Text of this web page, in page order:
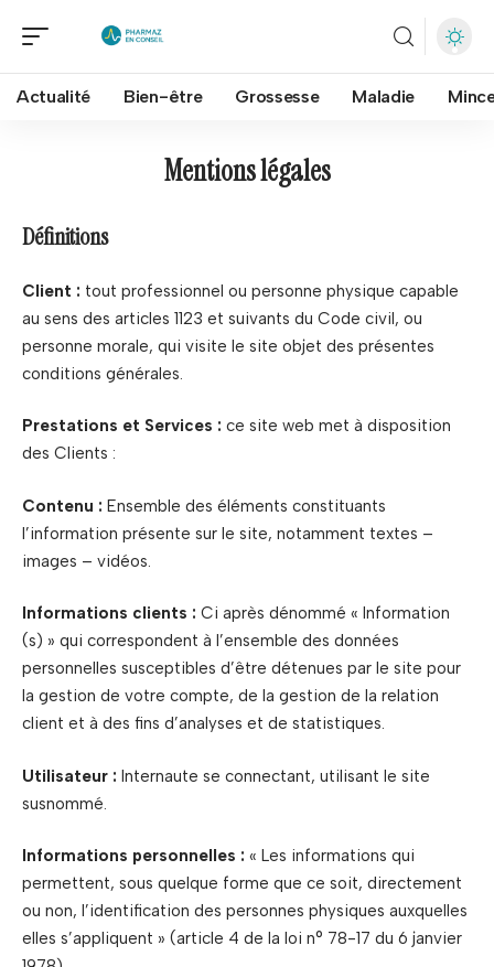
Actualité Bien-être Grossesse Maladie
Mentions légales
Définitions
Client : tout professionnel ou personne physique capable
au sens des articles 1123 et suivants du Code civil, ou
personne morale, qui visite le site objet des présentes
conditions générales.
Prestations et Services : ce site web met à disposition
des Clients :
Contenu : Ensemble des éléments constituants
l’information présente sur le site, notamment textes –
images – vidéos.
Informations clients : Ci après dénommé « Information
(s) » qui correspondent à l’ensemble des données
personnelles susceptibles d’être détenues par le site pour
la gestion de votre compte, de la gestion de la relation
client et à des fins d’analyses et de statistiques.
Utilisateur : Internaute se connectant, utilisant le site
susnommé.
Informations personnelles : « Les informations qui
permettent, sous quelque forme que ce soit, directement
ou non, l’identification des personnes physiques auxquelles
elles s’appliquent » (article 4 de la loi n° 78-17 du 6 janvier